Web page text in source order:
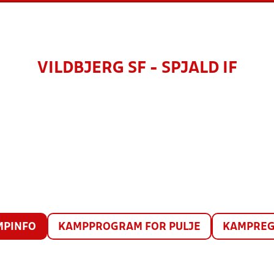
VILDBJERG SF - SPJALD IF
KAMPPROGRAM FOR PULJE